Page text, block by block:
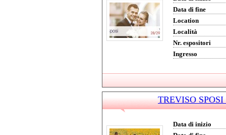
Data di fine
Location
Località
Nr. espositori
Ingresso
TREVISO
Data di inizio